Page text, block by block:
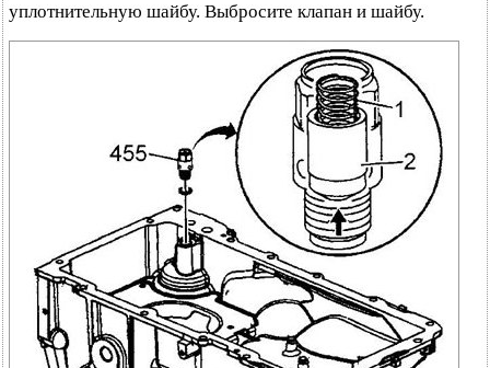
уплотнительную шайбу. Выбросите клапан и шайбу.